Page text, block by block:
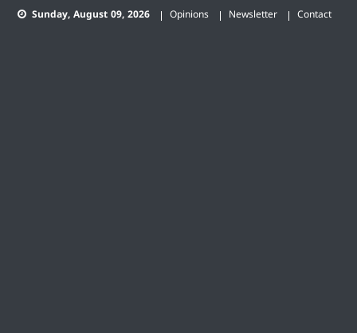
Skip
Sunday, August 09, 2026 Opinions Newsletter Contact